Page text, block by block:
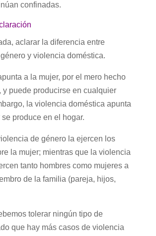
confinadas.
aclarar la diferencia entre
y violencia doméstica.
a la mujer, por el mero hecho
y puede producirse en cualquier
la violencia doméstica apunta
produce en el hogar.
de género la ejercen los
la mujer; mientras que la violencia
tanto hombres como mujeres a
de la familia (pareja, hijos,
tolerar ningún tipo de
que hay más casos de violencia